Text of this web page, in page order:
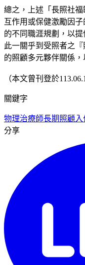
總之，上述「長照社
互作用或保健激勵因
的不同職涯規劃，以
此一關乎到受照者之
的照顧多元夥伴關係
（本文曾刊登於
關鍵字
物理治療師長期照顧
分享